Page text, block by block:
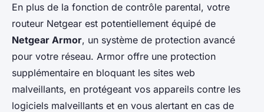
En plus de la fonction de contrôle parental, votre
routeur Netgear est potentiellement équipé de
Netgear Armor, un système de protection avancé
pour votre réseau. Armor offre une protection
supplémentaire en bloquant les sites web
malveillants, en protégeant vos appareils contre les
logiciels malveillants et en vous alertant en cas de